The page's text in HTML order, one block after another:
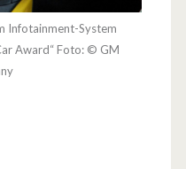
Infotainment-System
Award“ Foto: © GM